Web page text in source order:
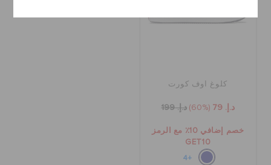
كلوغ اوف كورت
د.إ. 79 (60%) د.إ. 199
خصم إضافي 10٪ مع الرمز
GET10
+4